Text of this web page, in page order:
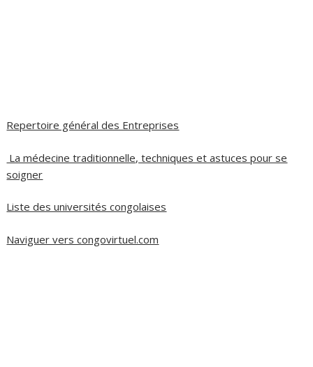
Repertoire général des Entreprises
La médecine traditionnelle, techniques et astuces pour se
soigner
Liste des universités congolaises
Naviguer vers congovirtuel.com